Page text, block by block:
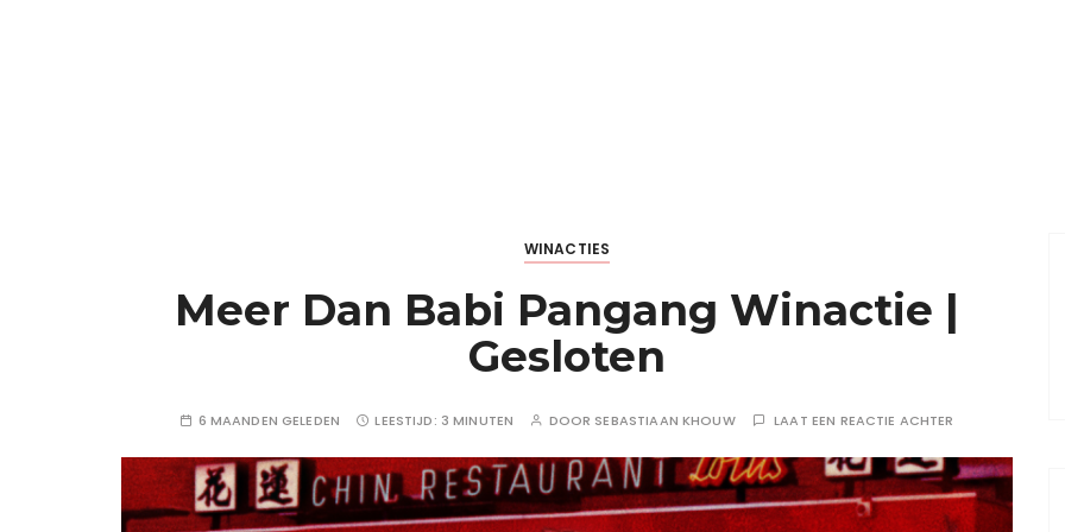
WINACTIES
Meer Dan Babi Pangang Winactie |
Gesloten
6 MAANDEN GELEDEN LEESTIJD: 3 MINUTEN DOOR SEBASTIAAN KHOUW LAAT EEN REACTIE ACHTER